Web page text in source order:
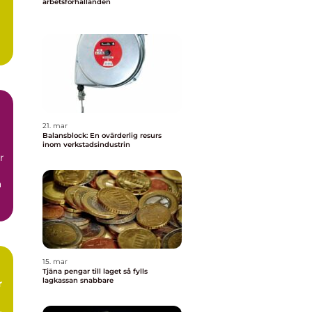
21. mar
Balansblock: En ovärderlig resurs
inom verkstadsindustrin
15. mar
Tjäna pengar till laget så fylls
lagkassan snabbare